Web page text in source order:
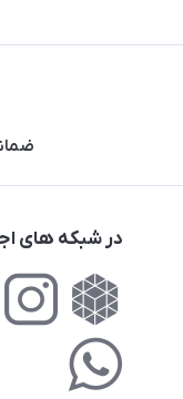
در شبکه های